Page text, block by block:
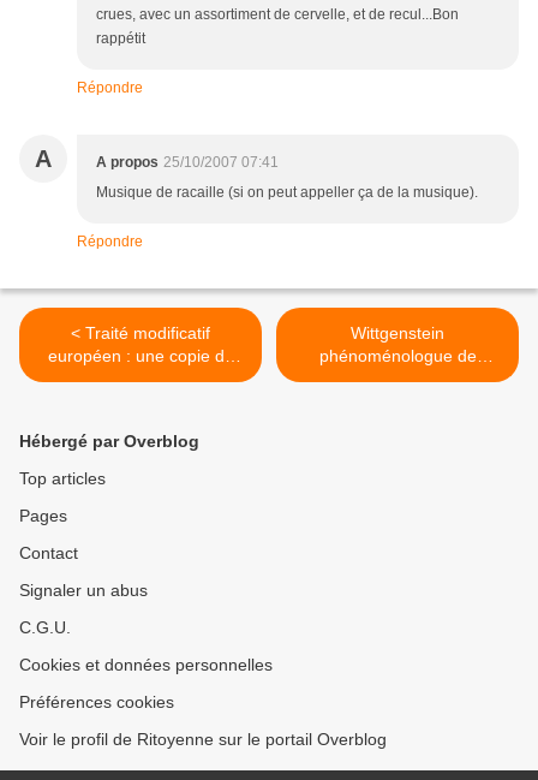
crues, avec un assortiment de cervelle, et de recul...Bon
rappétit
Répondre
A A propos 25/10/2007 07:41
Musique de racaille (si on peut appeller ça de la musique).
Répondre
< Traité modificatif
européen : une copie du
TCE
Wittgenstein
phénoménologue de
l'extrême >
Hébergé par Overblog
Top articles
Pages
Contact
Signaler un abus
C.G.U.
Cookies et données personnelles
Préférences cookies
Voir le profil de Ritoyenne sur le portail Overblog